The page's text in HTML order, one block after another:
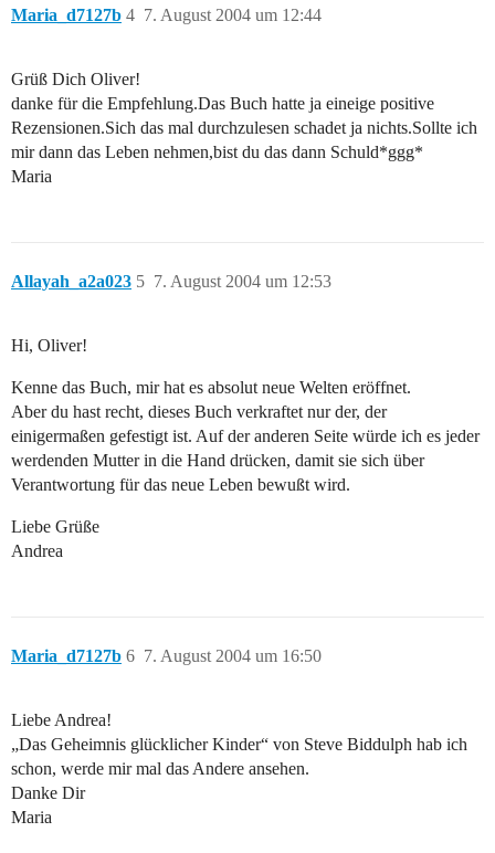
Maria_d7127b 7. August 2004 um 12:44
4
Grüß Dich Oliver!
danke für die Empfehlung.Das Buch hatte ja eineige positive
Rezensionen.Sich das mal durchzulesen schadet ja nichts.Sollte ich
mir dann das Leben nehmen,bist du das dann Schuld*ggg*
Maria
Allayah_a2a023 7. August 2004 um 12:53
5
Hi, Oliver!
Kenne das Buch, mir hat es absolut neue Welten eröffnet.
Aber du hast recht, dieses Buch verkraftet nur der, der
einigermaßen gefestigt ist. Auf der anderen Seite würde ich es jeder
werdenden Mutter in die Hand drücken, damit sie sich über
Verantwortung für das neue Leben bewußt wird.
Liebe Grüße
Andrea
Maria_d7127b 7. August 2004 um 16:50
6
Liebe Andrea!
„Das Geheimnis glücklicher Kinder“ von Steve Biddulph hab ich
schon, werde mir mal das Andere ansehen.
Danke Dir
Maria